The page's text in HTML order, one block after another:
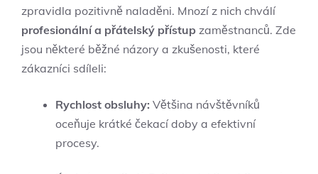
zpravidla pozitivně naladěni. Mnozí z nich chválí
profesionální a přátelský přístup zaměstnanců. Zde
jsou některé běžné názory a zkušenosti, které
zákazníci sdíleli:
Rychlost obsluhy: Většina návštěvníků
oceňuje krátké čekací doby a efektivní
procesy.